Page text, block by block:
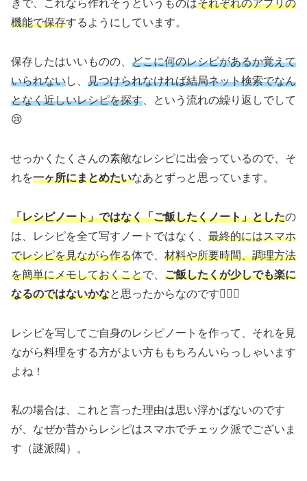
きで、これなら作れそうというものはそれぞれのアプリの
機能で保存するようにしています。
保存したはいいものの、 どこに何のレシピがあるか覚えて
いられないし、 見つけられなければ結局ネット検索でなん
となく近しいレシピを探す 、という流れの繰り返しでして
😢
せっかくたくさんの素敵なレシピに出会っているので、そ
れを一ヶ所にまとめたいなあとずっと思っています。
「レシピノート」ではなく「ご飯したくノート」としたの
は、レシピを全て写すノートではなく、 最終的にはスマホ
でレシピを見ながら作る体で、 材料や所要時間、調理方法
を簡単にメモしておくことで、 ご飯したくが少しでも楽に
なるのではないかなと思ったからなのです🙆🏻‍♀️
レシピを写してご自身のレシピノートを作って、それを見
ながら料理をする方がよい方ももちろんいらっしゃいます
よね！
私の場合は、これと言った理由は思い浮かばないのです
が、なぜか昔からレシピはスマホでチェック派でございま
す（謎派閥）。